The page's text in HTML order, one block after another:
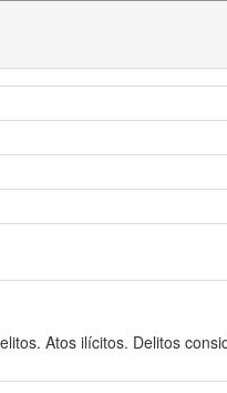
Atos ilícitos. Delitos